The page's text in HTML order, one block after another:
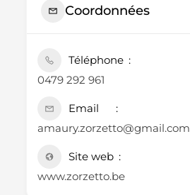
Coordonnées
Téléphone
0479 292 961
Email
amaury.zorzetto@gmail.com
Site web
www.zorzetto.be